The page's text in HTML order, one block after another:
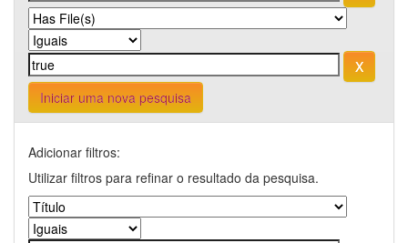
Iniciar uma nova pesquisa
Adicionar filtros:
Utilizar filtros para refinar o resultado da pesquisa.